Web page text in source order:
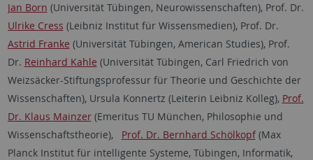
Jan Born (Universität Tübingen, Neurowissenschaften), Prof. Dr.
Ulrike Cress (Leibniz Institut für Wissensmedien), Prof. Dr.
Astrid Franke (Universität Tübingen, American Studies), Prof.
Dr. Reinhard Kahle (Universität Tübingen, Carl Friedrich von
Weizsäcker-Stiftungsprofessur für Theorie und Geschichte der
Wissenschaften), Ursula Konnertz (Leiterin Leibniz Kolleg), Prof.
Dr. Klaus Mainzer(Emeritus TU München, Philosophie und
Wissenschaftstheorie), Prof. Dr. Bernhard Schölkopf(Max
Planck Institut für intelligente Systeme, Tübingen, Informatik,